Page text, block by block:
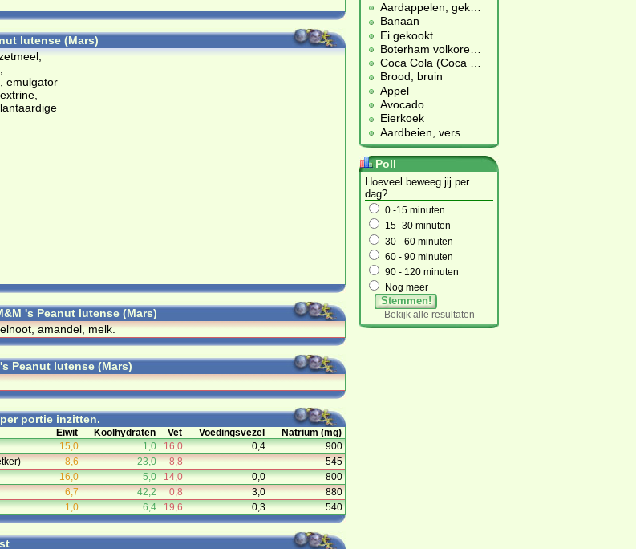
lutense (Mars)
emulgator
's Peanut lutense (Mars)
amandel, melk.
Peanut lutense (Mars)
portie inzitten.
Eiwit Koolhydraten Vet Voedingsvezel
Natrium (mg)
15,0 1,0 16,0 0,4
900
8,6 23,0 8,8 -
545
16,0 5,0 14,0 0,0
800
6,7 42,2 0,8 3,0
880
1,0 6,4 19,6 0,3 540
Aardappelen, gek
Banaan
Ei gekookt
Boterham volkore
Coca Cola (Coca
Brood, bruin
Appel
Avocado
Eierkoek
Aardbeien, vers
Poll
Hoeveel beweeg jij per
dag?
0 -15 minuten
15 -30 minuten
30 - 60 minuten
60 - 90 minuten
90 - 120 minuten
Nog meer
Stemmen!
Bekijk alle resultaten